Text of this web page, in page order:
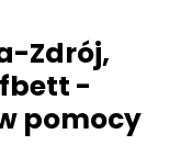
Zdrój,
-
pomocy